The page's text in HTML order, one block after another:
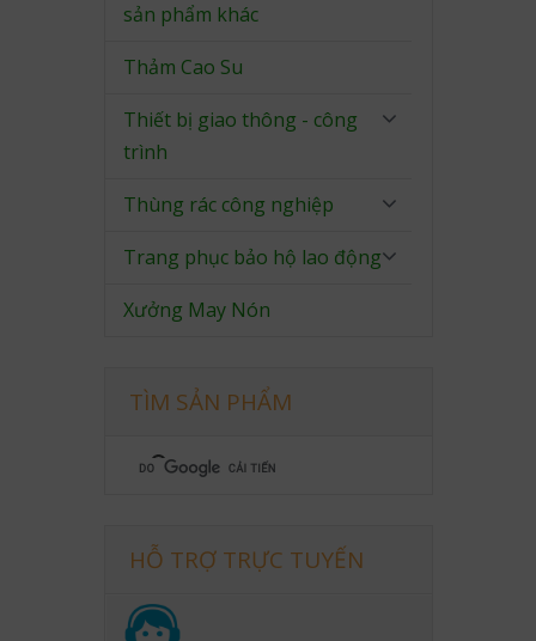
sản phẩm khác
Thảm Cao Su
Thiết bị giao thông - công
trình
Thùng rác công nghiệp
Trang phục bảo hộ lao động
Xưởng May Nón
TÌM SẢN PHẨM
HỖ TRỢ TRỰC TUYẾN